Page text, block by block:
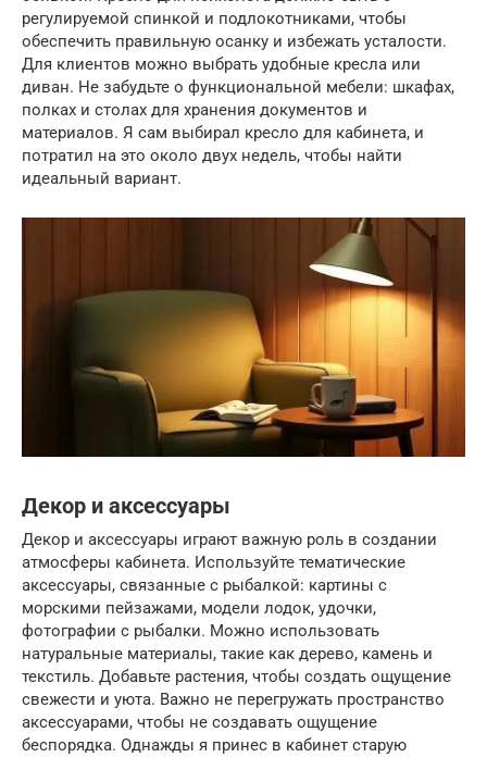
регулируемой спинкой и подлокотниками, чтобы
обеспечить правильную осанку и избежать усталости.
Для клиентов можно выбрать удобные кресла или
диван. Не забудьте о функциональной мебели: шкафах,
полках и столах для хранения документов и
материалов. Я сам выбирал кресло для кабинета, и
потратил на это около двух недель, чтобы найти
идеальный вариант.
Декор и аксессуары
Декор и аксессуары играют важную роль в создании
атмосферы кабинета. Используйте тематические
аксессуары, связанные с рыбалкой: картины с
морскими пейзажами, модели лодок, удочки,
фотографии с рыбалки. Можно использовать
натуральные материалы, такие как дерево, камень и
текстиль. Добавьте растения, чтобы создать ощущение
свежести и уюта. Важно не перегружать пространство
аксессуарами, чтобы не создавать ощущение
беспорядка. Однажды я принес в кабинет старую